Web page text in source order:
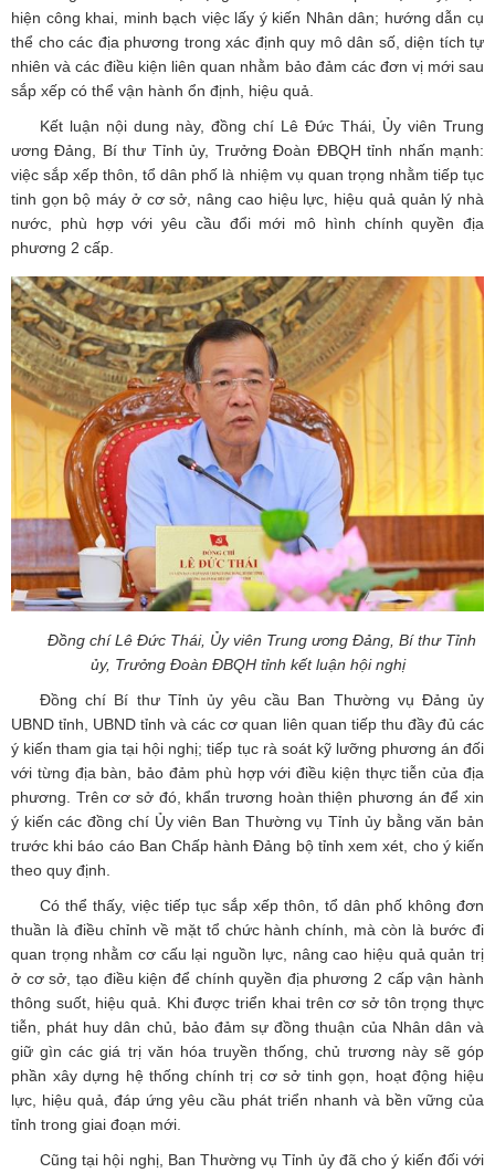
hiện công khai, minh bạch việc lấy ý kiến Nhân dân; hướng dẫn cụ
thể cho các địa phương trong xác định quy mô dân số, diện tích tự
nhiên và các điều kiện liên quan nhằm bảo đảm các đơn vị mới sau
sắp xếp có thể vận hành ổn định, hiệu quả.
Kết luận nội dung này, đồng chí Lê Đức Thái, Ủy viên Trung
ương Đảng, Bí thư Tỉnh ủy, Trưởng Đoàn ĐBQH tỉnh nhấn mạnh:
việc sắp xếp thôn, tổ dân phố là nhiệm vụ quan trọng nhằm tiếp tục
tinh gọn bộ máy ở cơ sở, nâng cao hiệu lực, hiệu quả quản lý nhà
nước, phù hợp với yêu cầu đổi mới mô hình chính quyền địa
phương 2 cấp.
Đồng chí Lê Đức Thái, Ủy viên Trung ương Đảng, Bí thư Tỉnh
ủy, Trưởng Đoàn ĐBQH tỉnh kết luận hội nghị
Đồng chí Bí thư Tỉnh ủy yêu cầu Ban Thường vụ Đảng ủy
UBND tỉnh, UBND tỉnh và các cơ quan liên quan tiếp thu đầy đủ các
ý kiến tham gia tại hội nghị; tiếp tục rà soát kỹ lưỡng phương án đối
với từng địa bàn, bảo đảm phù hợp với điều kiện thực tiễn của địa
phương. Trên cơ sở đó, khẩn trương hoàn thiện phương án để xin
ý kiến các đồng chí Ủy viên Ban Thường vụ Tỉnh ủy bằng văn bản
trước khi báo cáo Ban Chấp hành Đảng bộ tỉnh xem xét, cho ý kiến
theo quy định.
Có thể thấy, việc tiếp tục sắp xếp thôn, tổ dân phố không đơn
thuần là điều chỉnh về mặt tổ chức hành chính, mà còn là bước đi
quan trọng nhằm cơ cấu lại nguồn lực, nâng cao hiệu quả quản trị
ở cơ sở, tạo điều kiện để chính quyền địa phương 2 cấp vận hành
thông suốt, hiệu quả. Khi được triển khai trên cơ sở tôn trọng thực
tiễn, phát huy dân chủ, bảo đảm sự đồng thuận của Nhân dân và
giữ gìn các giá trị văn hóa truyền thống, chủ trương này sẽ góp
phần xây dựng hệ thống chính trị cơ sở tinh gọn, hoạt động hiệu
lực, hiệu quả, đáp ứng yêu cầu phát triển nhanh và bền vững của
tỉnh trong giai đoạn mới.
Cũng tại hội nghị, Ban Thường vụ Tỉnh ủy đã cho ý kiến đối với